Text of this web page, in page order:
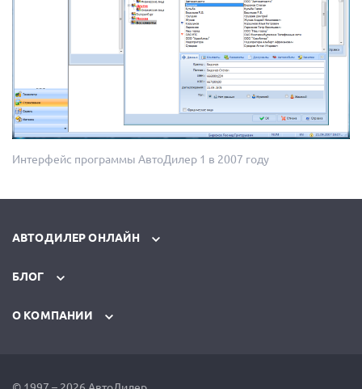
Интерфейс программы АвтоДилер 1 в 2007 году
АВТОДИЛЕР ОНЛАЙН
БЛОГ
О КОМПАНИИ